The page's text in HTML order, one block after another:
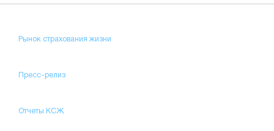
Рынок страхования жизни
Пресс-релиз
Отчеты КСЖ